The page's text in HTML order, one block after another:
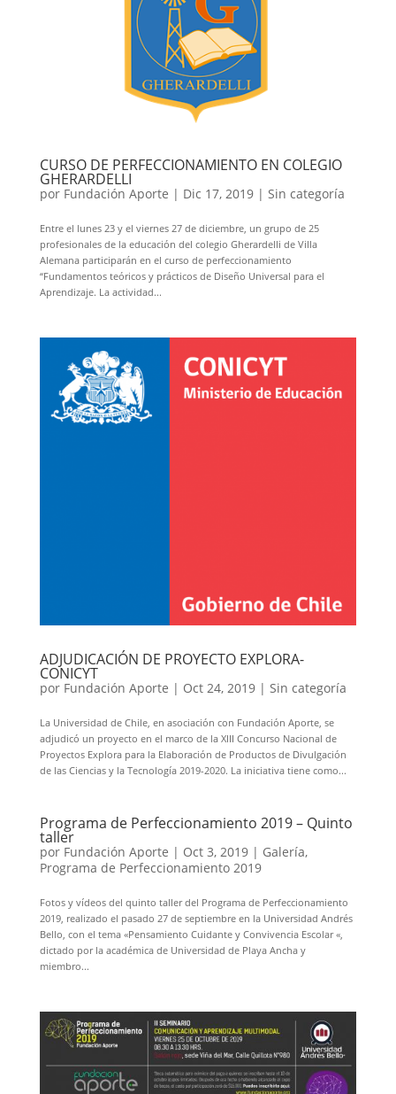
CURSO DE PERFECCIONAMIENTO EN COLEGIO
GHERARDELLI
por Fundación Aporte | Dic 17, 2019| Sin categoría
Entre el lunes 23 y el viernes 27 de diciembre, un grupo de 25
profesionales de la educación del colegio Gherardelli de Villa
Alemana participarán en el curso de perfeccionamiento
“Fundamentos teóricos y prácticos de Diseño Universal para el
Aprendizaje. La actividad...
ADJUDICACIÓN DE PROYECTO EXPLORA-
CONICYT
por Fundación Aporte | Oct 24, 2019| Sin categoría
La Universidad de Chile, en asociación con Fundación Aporte, se
adjudicó un proyecto en el marco de la XIII Concurso Nacional de
Proyectos Explora para la Elaboración de Productos de Divulgación
de las Ciencias y la Tecnología 2019-2020. La iniciativa tiene como...
Programa de Perfeccionamiento 2019 – Quinto
taller
por Fundación Aporte | Oct 3, 2019| Galería,
Programa de Perfeccionamiento 2019
Fotos y vídeos del quinto taller del Programa de Perfeccionamiento
2019, realizado el pasado 27 de septiembre en la Universidad Andrés
Bello, con el tema «Pensamiento Cuidante y Convivencia Escolar «,
dictado por la académica de Universidad de Playa Ancha y
miembro...